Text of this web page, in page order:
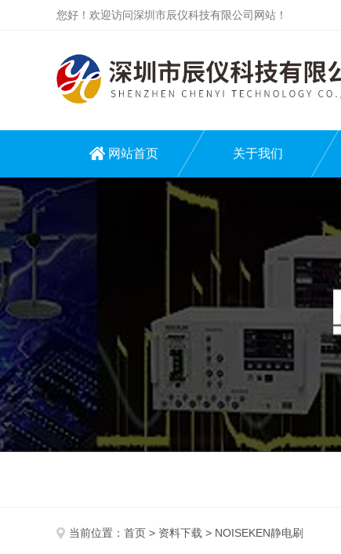
您好！欢迎访问深圳市辰仪科技有限公司网站！
网站首页 关于我们
当前位置： 首页 > 资料下载 > NOISEKEN静电刷